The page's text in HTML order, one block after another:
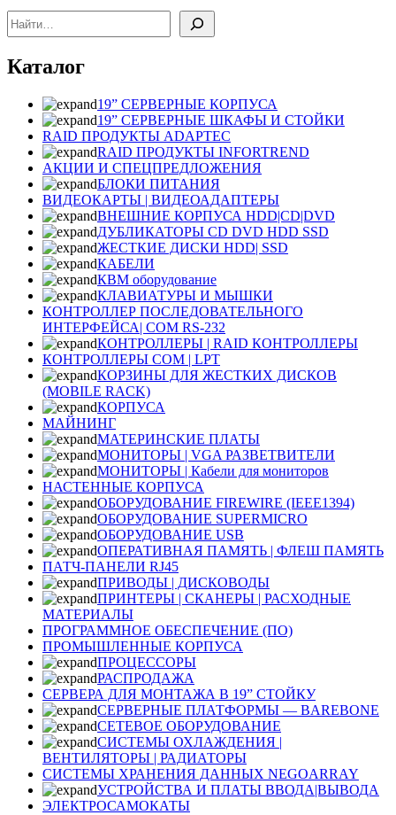
Поиск
Каталог
19” СЕРВЕРНЫЕ КОРПУСА
19” СЕРВЕРНЫЕ ШКАФЫ И СТОЙКИ
RAID ПРОДУКТЫ ADAPTEC
RAID ПРОДУКТЫ INFORTREND
АКЦИИ И СПЕЦПРЕДЛОЖЕНИЯ
БЛОКИ ПИТАНИЯ
ВИДЕОКАРТЫ | ВИДЕОАДАПТЕРЫ
ВНЕШНИЕ КОРПУСА HDD|CD|DVD
ДУБЛИКАТОРЫ CD DVD HDD SSD
ЖЕСТКИЕ ДИСКИ HDD| SSD
КАБЕЛИ
КВМ оборудование
КЛАВИАТУРЫ И МЫШКИ
КОНТРОЛЛЕР ПОСЛЕДОВАТЕЛЬНОГО
ИНТЕРФЕЙСА| COM RS-232
КОНТРОЛЛЕРЫ | RAID КОНТРОЛЛЕРЫ
КОНТРОЛЛЕРЫ COM | LPT
КОРЗИНЫ ДЛЯ ЖЕСТКИХ ДИСКОВ
(MOBILE RACK)
КОРПУСА
МАЙНИНГ
МАТЕРИНСКИЕ ПЛАТЫ
МОНИТОРЫ | VGA РАЗВЕТВИТЕЛИ
МОНИТОРЫ | Кабели для мониторов
НАСТЕННЫЕ КОРПУСА
ОБОРУДОВАНИЕ FIREWIRE (IEEE1394)
ОБОРУДОВАНИЕ SUPERMICRO
ОБОРУДОВАНИЕ USB
ОПЕРАТИВНАЯ ПАМЯТЬ | ФЛЕШ ПАМЯТЬ
ПАТЧ-ПАНЕЛИ RJ45
ПРИВОДЫ | ДИСКОВОДЫ
ПРИНТЕРЫ | СКАНЕРЫ | РАСХОДНЫЕ
МАТЕРИАЛЫ
ПРОГРАММНОЕ ОБЕСПЕЧЕНИЕ (ПО)
ПРОМЫШЛЕННЫЕ КОРПУСА
ПРОЦЕССОРЫ
РАСПРОДАЖА
СЕРВЕРА ДЛЯ МОНТАЖА В 19” СТОЙКУ
СЕРВЕРНЫЕ ПЛАТФОРМЫ — BAREBONE
СЕТЕВОЕ ОБОРУДОВАНИЕ
СИСТЕМЫ ОХЛАЖДЕНИЯ |
ВЕНТИЛЯТОРЫ | РАДИАТОРЫ
СИСТЕМЫ ХРАНЕНИЯ ДАННЫХ NEGOARRAY
УСТРОЙСТВА И ПЛАТЫ ВВОДА|ВЫВОДА
ЭЛЕКТРОСАМОКАТЫ